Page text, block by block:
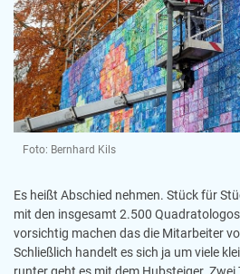
Foto: Bernhard Kils
Es heißt Abschied nehmen. Stück für
mit den insgesamt 2.500
vorsichtig machen das die Mitarbeiter
Schließlich handelt es sich ja um viele